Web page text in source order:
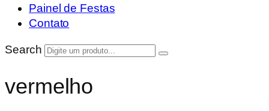
Painel de Festas
Contato
Search
vermelho